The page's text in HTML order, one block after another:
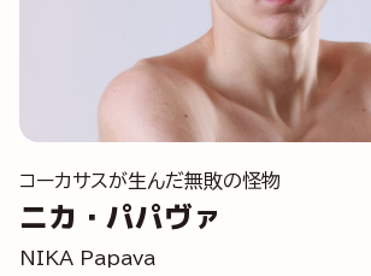
コーカサスが生んだ無敗の怪物
ニカ・パパヴァ
NIKA Papava